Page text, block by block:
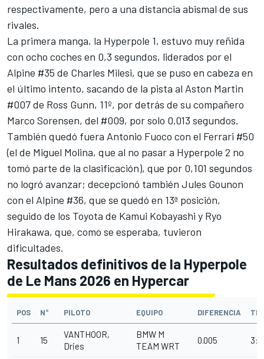
respectivamente, pero a una distancia abismal de sus
rivales.
La primera manga, la Hyperpole 1, estuvo muy reñida
con ocho coches en 0,3 segundos, liderados por el
Alpine #35 de Charles Milesi, que se puso en cabeza en
el último intento, sacando de la pista al Aston Martin
#007 de Ross Gunn, 11º, por detrás de su compañero
Marco Sorensen, del #009, por solo 0,013 segundos.
También quedó fuera Antonio Fuoco con el Ferrari #50
(el de Miguel Molina, que al no pasar a Hyperpole 2 no
tomó parte de la clasificación), que por 0,101 segundos
no logró avanzar; decepcionó también Jules Gounon
con el Alpine #36, que se quedó en 13ª posición,
seguido de los Toyota de Kamui Kobayashi y Ryo
Hirakawa, que, como se esperaba, tuvieron
dificultades.
Resultados definitivos de la Hyperpole
de Le Mans 2026 en Hypercar
POS N° PILOTO EQUIPO DIFERENCIA
1 15
VANTHOOR,
Dries
BMW M
TEAM WRT
0.005